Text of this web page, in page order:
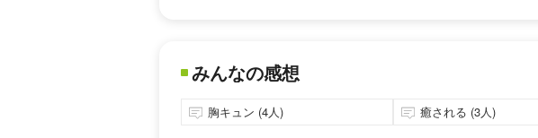
みんなの感想
胸キュン (4人) 癒される (3人)